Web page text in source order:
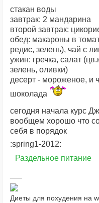
стакан воды
завтрак: 2 мандарина
второй завтрак:
обед: макароны в
редис, зелень), чай с
ужин: гречка, салат
зелень, оливки)
десерт - мороженое, и
шоколада
сегодня начала курс
вообщем хорошо что
себя в порядок
:spring1-2012:
Раздельное питание
Диеты для похудения на